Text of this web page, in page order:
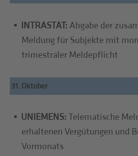
INTRASTAT: Abgabe der
Meldung für Subjekte mit
trimestraler Meldepflicht
31. Oktober
UNIEMENS:Telematische
erhaltenen Vergütungen und
Vormonats